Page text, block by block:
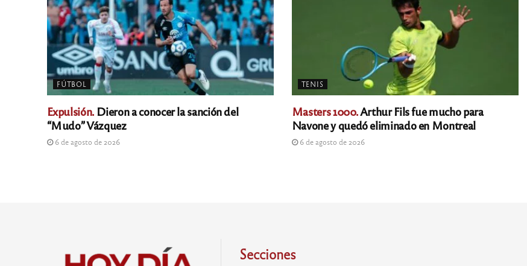
FÚTBOL
Expulsión.Dieron a conocer la sanción del
“Mudo” Vázquez
6 de agosto de 2026
TENIS
Masters 1000.Arthur Fils fue mucho para
Navone y quedó eliminado en Montreal
6 de agosto de 2026
Secciones